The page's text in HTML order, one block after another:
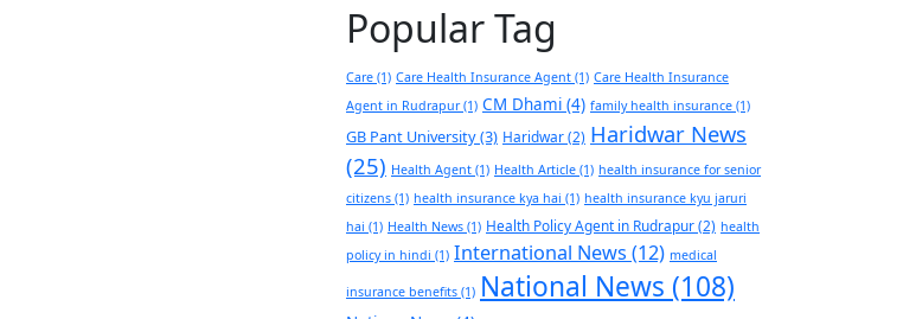
Popular Tag
Care (1) Care Health Insurance Agent (1) Care Health Insurance
Agent in Rudrapur(1) CM Dhami (4) family health insurance (1)
GB Pant University(3) Haridwar(2) Haridwar News
(25) Health Agent (1) Health Article (1) health insurance for senior
citizens (1) health insurance kya hai (1) health insurance kyu jaruri
hai (1) Health News (1) Health Policy Agent in Rudrapur(2) health
policy in hindi (1) International News (12) medical
insurance benefits (1) National News (108)